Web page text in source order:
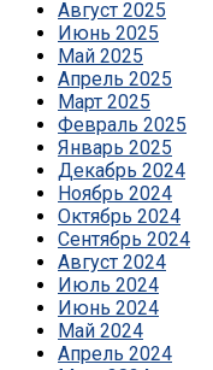
Август 2025
Июнь 2025
Май 2025
Апрель 2025
Март 2025
Февраль 2025
Январь 2025
Декабрь 2024
Ноябрь 2024
Октябрь 2024
Сентябрь 2024
Август 2024
Июль 2024
Июнь 2024
Май 2024
Апрель 2024